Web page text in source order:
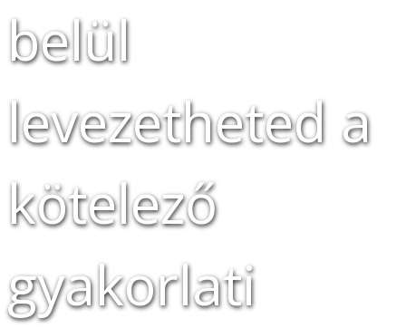
belül
levezetheted a
kötelező
gyakorlati